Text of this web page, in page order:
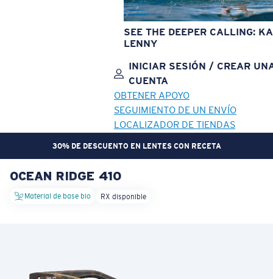
SEE THE DEEPER CALLING:
LENNY
INICIAR SESIÓN / CREAR
CUENTA
OBTENER APOYO
SEGUIMIENTO DE UN ENVÍO
LOCALIZADOR DE TIENDAS
30% DE DESCUENTO EN LENTES CON RECETA
OBJETIVO ACTUALIZADO
Precio:
OCEAN RIDGE 410
Material de base bio RX disponible